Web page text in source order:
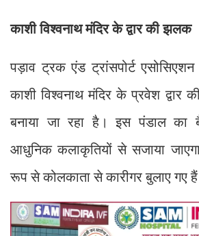
काशी विश्वनाथ मंदिर के द्वार की झलक
पड़ाव ट्रक एंड ट्रांसपोर्ट
काशी विश्वनाथ मंदिर के प्रवेश द्वार
बनाया जा रहा है। इस पंडाल का
आधुनिक कलाकृतियों से सजाया
रूप से कोलकाता से कारीगर बुलाए गए